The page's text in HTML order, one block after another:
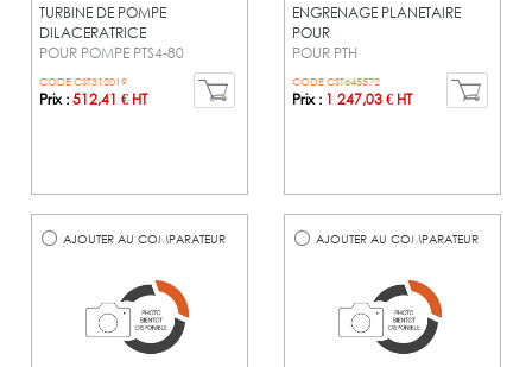
TURBINE DE POMPE
DILACERATRICE
POUR POMPE PTS4-80
CODE CST312019
Prix :512,41 € HT
ENGRENAGE PLANETAIRE
POUR
POUR PTH
CODE CST645572
Prix : 1 247,03 € HT
AJOUTER AU COMPARATEUR AJOUTER AU COMPARATEUR